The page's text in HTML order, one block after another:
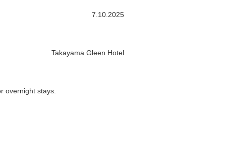
7.10.2025
Takayama Gleen Hotel
overnight stays.